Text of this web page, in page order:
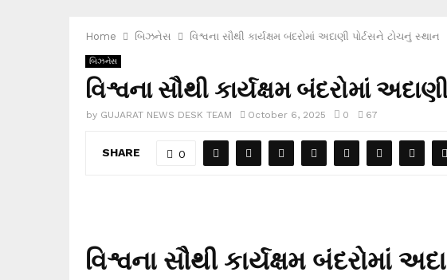
Home બિઝનેસ વિશ્વના સૌથી કાર્યક્ષમ બંદરોમાં અદાણી પોર્ટસને ટોચનું સ્થાન
બિઝનેસ
વિશ્વના સૌથી કાર્યક્ષમ બંદરોમાં
by GUJARAT NEWS DESK TEAM October 6, 2025 0 67
SHARE 0
વિશ્વના સૌથી કાર્યક્ષમ બંદરોમાં